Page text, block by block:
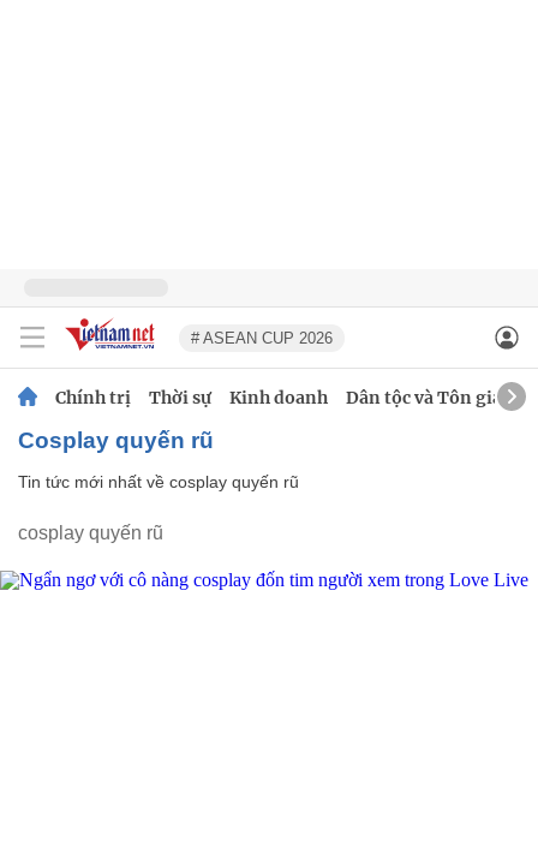
# ASEAN CUP 2026
Chính trị Thời sự Kinh doanh Dân tộc và Tôn giáo
cosplay quyến rũ
Tin tức mới nhất về cosplay quyến rũ
cosplay quyến rũ